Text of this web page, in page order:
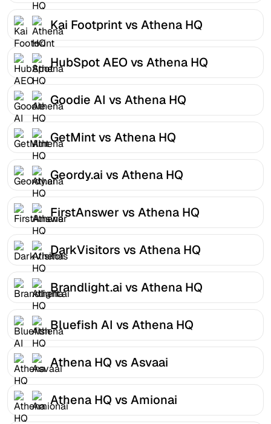
Kai Footprint vs Athena HQ
HubSpot AEO vs Athena HQ
Goodie AI vs Athena HQ
GetMint vs Athena HQ
Geordy.ai vs Athena HQ
FirstAnswer vs Athena HQ
DarkVisitors vs Athena HQ
Brandlight.ai vs Athena HQ
Bluefish AI vs Athena HQ
Athena HQ vs Asvaai
Athena HQ vs Amionai